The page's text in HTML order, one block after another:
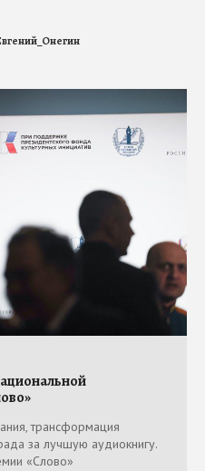
трансформация
за лучшую аудиокнигу.
«Слово»